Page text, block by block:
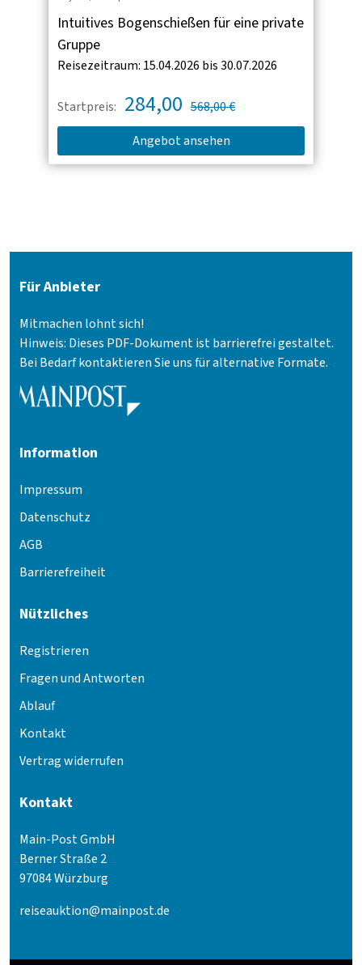
Intuitives Bogenschießen für eine private
Gruppe
Reisezeitraum: 15.04.2026 bis 30.07.2026
Startpreis: 284,00 568,00 €
Angebot ansehen
Für Anbieter
Mitmachen lohnt sich!
Hinweis: Dieses PDF-Dokument ist barrierefrei gestaltet.
Bei Bedarf kontaktieren Sie uns für alternative Formate.
Information
Impressum
Datenschutz
AGB
Barrierefreiheit
Nützliches
Registrieren
Fragen und Antworten
Ablauf
Kontakt
Vertrag widerrufen
Kontakt
Main-Post GmbH
Berner Straße 2
97084 Würzburg
reiseauktion@mainpost.de